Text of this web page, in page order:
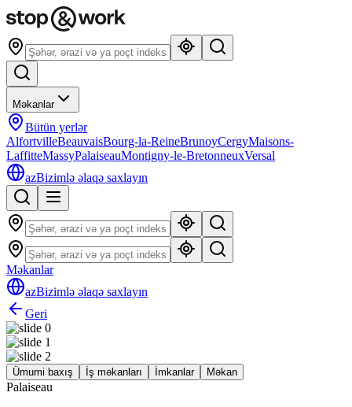
Məkanlar
Bütün yerlər
AlfortvilleBeauvaisBourg-la-ReineBrunoyCergyMaisons-
LaffitteMassyPalaiseauMontigny-le-BretonneuxVersal
azBizimlə əlaqə saxlayın
Məkanlar
azBizimlə əlaqə saxlayın
Geri
Ümumi baxış İş məkanları İmkanlar Məkan
Palaiseau